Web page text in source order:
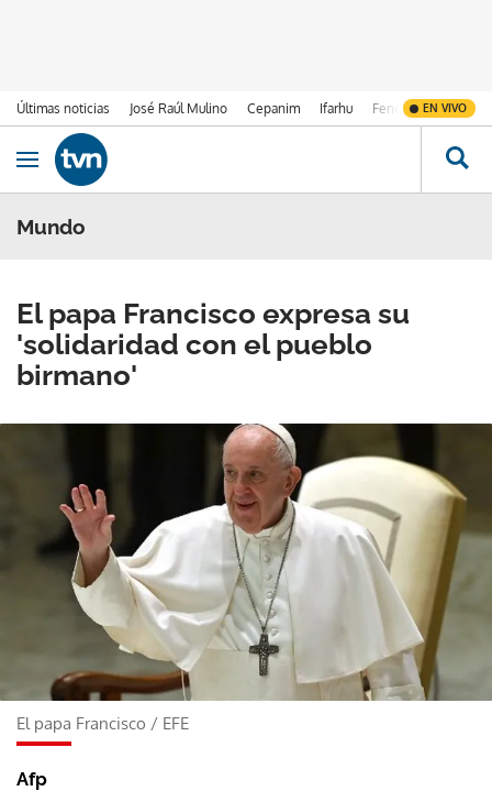
Últimas noticias José Raúl Mulino Cepanim Ifarhu Fenómeno de El
EN VIVO
Ir al contenido
Obrir navegació
Mundo
El papa Francisco expresa su
'solidaridad con el pueblo
birmano'
El papa Francisco / EFE
Afp